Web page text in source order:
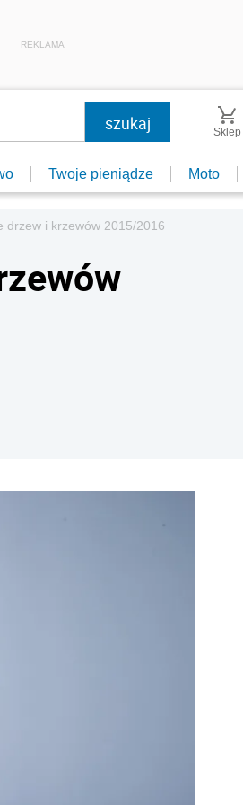
REKLAMA
Sklep
Twoje pieniądze Moto
drzew i krzewów 2015/2016